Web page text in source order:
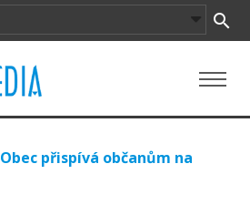
Obec přispívá občanům na